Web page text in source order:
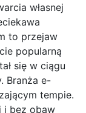
własnej
to przejaw
popularną
się w ciągu
Branża e-
tempie.
i bez obaw